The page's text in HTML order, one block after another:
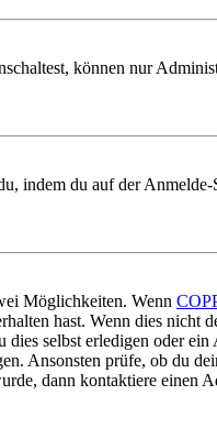
können nur
indem du auf der
Möglichkeiten. Wenn
hast. Wenn dies nicht
selbst erledigen oder
Ansonsten prüfe, ob du
dann kontaktiere einen